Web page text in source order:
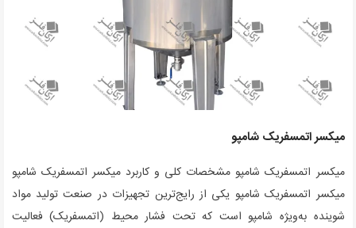
میکسر اتمسفریک شامپو
میکسر اتمسفریک شامپو مشخصات کلی و کاربرد میکسر اتمسفریک شامپو
میکسر اتمسفریک شامپو یکی از رایج‌ترین تجهیزات در صنعت تولید مواد
شوینده به‌ویژه شامپو است که تحت فشار محیط (اتمسفریک) فعالیت